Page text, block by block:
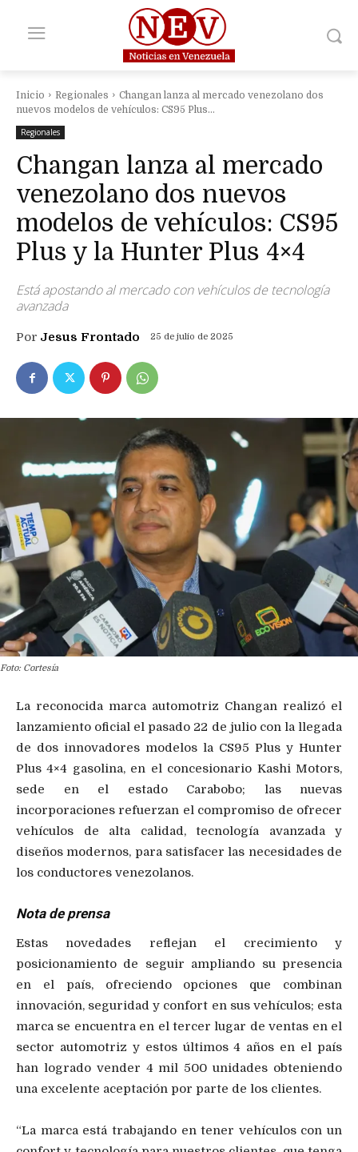
Inicio Regionales
Changan lanza al mercado venezolano dos
nuevos modelos de vehículos: CS95 Plus...
Regionales
Changan lanza al mercado
venezolano dos nuevos
modelos de vehículos: CS95
Plus y la Hunter Plus 4×4
Está apostando al mercado con vehículos de tecnología
avanzada
Por Jesus Frontado 25 de julio de 2025
Foto: Cortesía
La reconocida marca automotriz Changan realizó el
lanzamiento oficial el pasado 22 de julio con la llegada
de dos innovadores modelos la CS95 Plus y Hunter
Plus 4×4 gasolina, en el concesionario Kashi Motors,
sede en el estado Carabobo; las nuevas
incorporaciones refuerzan el compromiso de ofrecer
vehículos de alta calidad, tecnología avanzada y
diseños modernos, para satisfacer las necesidades de
los conductores venezolanos.
Nota de prensa
Estas novedades reflejan el crecimiento y
posicionamiento de seguir ampliando su presencia
en el país, ofreciendo opciones que combinan
innovación, seguridad y confort en sus vehículos; esta
marca se encuentra en el tercer lugar de ventas en el
sector automotriz y estos últimos 4 años en el país
han logrado vender 4 mil 500 unidades obteniendo
una excelente aceptación por parte de los clientes.
“La marca está trabajando en tener vehículos con un